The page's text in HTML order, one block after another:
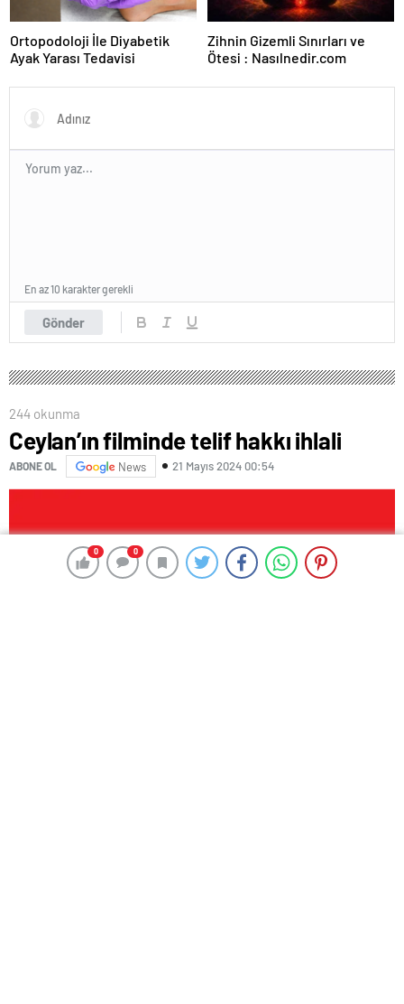
0 0
Ortopodoloji İle Diyabetik
Ayak Yarası Tedavisi
Zihnin Gizemli Sınırları ve
Ötesi : Nasılnedir.com
Gönder
En az 10 karakter gerekli
244 okunma
Ceylan’ın filminde telif hakkı ihlali
ABONE OL News 21 Mayıs 2024 00:54
0 0